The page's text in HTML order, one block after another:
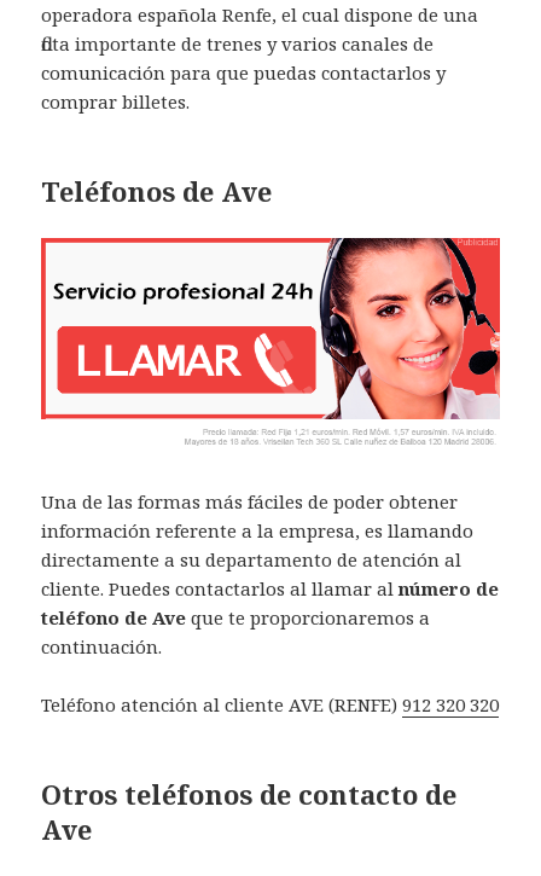
operadora española Renfe, el cual dispone de una
flota importante de trenes y varios canales de
comunicación para que puedas contactarlos y
comprar billetes.
Teléfonos de Ave
Una de las formas más fáciles de poder obtener
información referente a la empresa, es llamando
directamente a su departamento de atención al
cliente. Puedes contactarlos al llamar alnúmero de
teléfono de Aveque te proporcionaremos a
continuación.
Teléfono atención al cliente AVE (RENFE)912 320 320
Otros teléfonos de contacto de
Ave